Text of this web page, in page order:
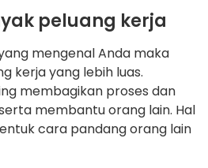
peluang kerja
mengenal Anda maka
kerja yang lebih luas.
membagikan proses dan
membantu orang lain. Hal
cara pandang orang lain